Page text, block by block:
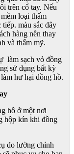
trên cổ tay. Nếu
loại thấm
màu sắc dây
hàng nên thay
và thẩm mỹ.
làm sạch vỏ đồng
sử dụng bất kỳ
hư hại đồng hồ.
hồ ở một nơi
hộp kín khi đồng
đo lường chính